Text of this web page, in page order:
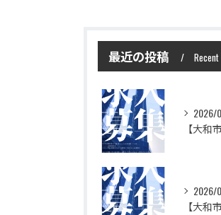
最近の投稿
2026/
2026/